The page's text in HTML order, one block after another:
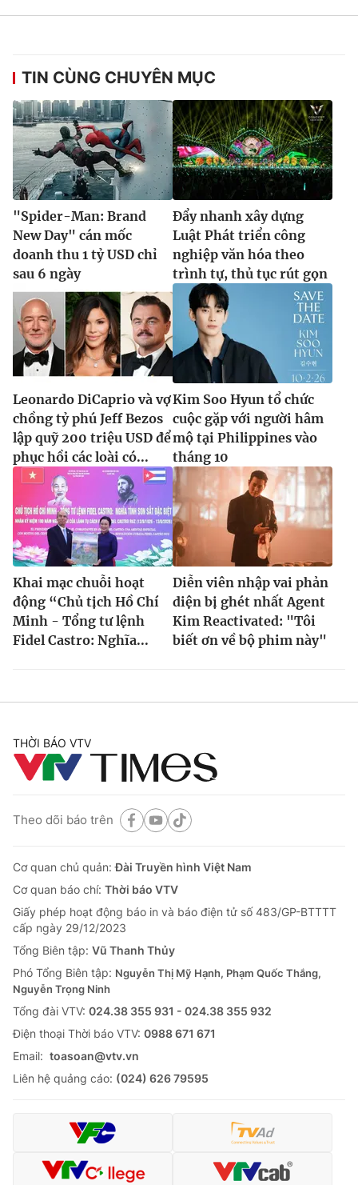
TIN CÙNG CHUYÊN MỤC
"Spider-Man: Brand
New Day" cán mốc
doanh thu 1 tỷ USD chỉ
sau 6 ngày
Đẩy nhanh xây dựng
Luật Phát triển công
nghiệp văn hóa theo
trình tự, thủ tục rút gọn
Leonardo DiCaprio và vợ
chồng tỷ phú Jeff Bezos
lập quỹ 200 triệu USD để
phục hồi các loài có...
Kim Soo Hyun tổ chức
cuộc gặp với người hâm
mộ tại Philippines vào
tháng 10
Khai mạc chuỗi hoạt
động “Chủ tịch Hồ Chí
Minh - Tổng tư lệnh
Fidel Castro: Nghĩa...
Diễn viên nhập vai phản
diện bị ghét nhất Agent
Kim Reactivated: "Tôi
biết ơn về bộ phim này"
THỜI BÁO VTV
Theo dõi báo trên
Cơ quan chủ quản:Đài Truyền hình Việt Nam
Cơ quan báo chí: Thời báo VTV
Giấy phép hoạt động báo in và báo điện tử số 483/GP-BTTTT
cấp ngày 29/12/2023
Tổng Biên tập: Vũ Thanh Thủy
Phó Tổng Biên tập: Nguyễn Thị Mỹ Hạnh, Phạm Quốc Thắng,
Nguyễn Trọng Ninh
Tổng đài VTV: 024.38 355 931 - 024.38 355 932
Ðiện thoại Thời báo VTV: 0988 671 671
Email: toasoan@vtv.vn
Liên hệ quảng cáo: (024) 626 79595